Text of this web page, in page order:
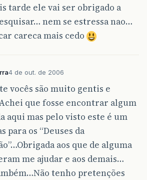
tarde ele vai ser obrigado a
nem se estressa nao…
careca mais cedo
4 de out. de 2006
vocês são muito gentis e
que fosse encontrar algum
aqui mas pelo visto este é um
para os “Deuses da
aos que de alguma
me ajudar e aos demais…
tenho pretenções